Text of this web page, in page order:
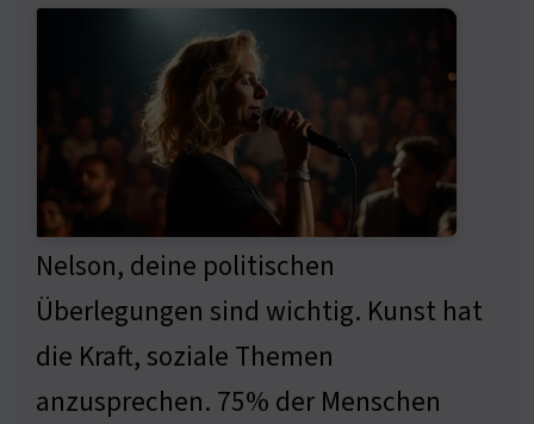
Nelson, deine politischen
Überlegungen sind wichtig. Kunst hat
die Kraft, soziale Themen
anzusprechen. 75% der Menschen